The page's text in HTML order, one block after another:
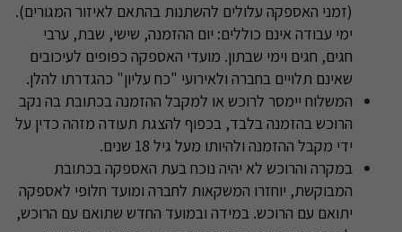
(זמני האספקה עלולים להשתנות בהתאם לאיזור המגורים).
ימי עבודה אינם כוללים: יום ההזמנה, שישי, שבת, ערבי
חגים, חגים וימי שבתון. מועדי האספקה כפופים לעיכובים
שאינם תלויים בחברה ולאירועי "כח עליון" כהגדרתו להלן.
המשלוח יימסר לרוכש או למקבל ההזמנה בכתובת בה נקב
הרוכש בהזמנה בלבד, בכפוף להצגת תעודה מזהה כדין על
ידי מקבל ההזמנה ולהיותו מעל גיל 18 שנים
.
במקרה והרוכש לא יהיה נוכח בעת האספקה בכתובת
המבוקשת, יוחזרו המשקאות לחברה ומועד חלופי לאספקה
יתואם עם הרוכש. במידה ובמועד החדש שתואם עם הרוכש,